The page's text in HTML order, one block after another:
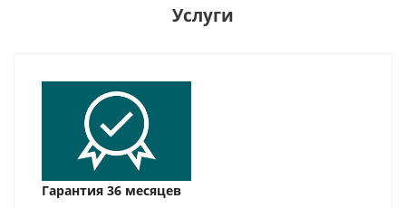
Услуги
Гарантия 36 месяцев